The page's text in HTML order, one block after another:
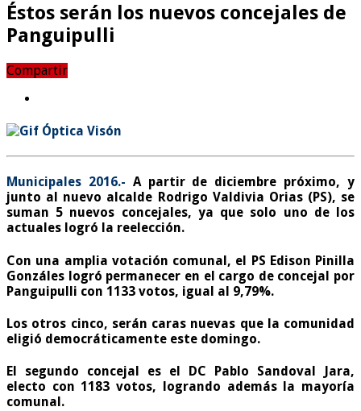
Éstos serán los nuevos concejales de
Panguipulli
Compartir
Municipales 2016.- A partir de diciembre próximo, y
junto al nuevo alcalde Rodrigo Valdivia Orias (PS), se
suman 5 nuevos concejales, ya que solo uno de los
actuales logró la reelección.
Con una amplia votación comunal, el PS Edison Pinilla
Gonzáles logró permanecer en el cargo de concejal por
Panguipulli con 1133 votos, igual al 9,79%.
Los otros cinco, serán caras nuevas que la comunidad
eligió democráticamente este domingo.
El segundo concejal es el DC Pablo Sandoval Jara,
electo con 1183 votos, logrando además la mayoría
comunal.